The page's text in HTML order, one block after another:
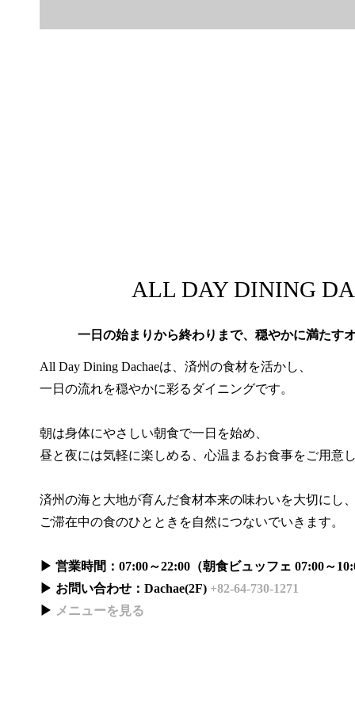
ALL DAY DINING
一日の始まりから終わりまで、穏やかに満たす
All Day Dining Dachaeは、済州の食材を活かし、
一日の流れを穏やかに彩るダイニングです。
朝は身体にやさしい朝食で一日を始め、
昼と夜には気軽に楽しめる、心温まるお食事をご用意し
済州の海と大地が育んだ食材本来の味わいを大切にし、
ご滞在中の食のひとときを自然につないでいきます。
▶ 営業時間：07:00～22:00（朝食ビュッフェ 07:00～
▶ お問い合わせ：Dachae(2F) +82-64-730-1271
▶ メニューを見る